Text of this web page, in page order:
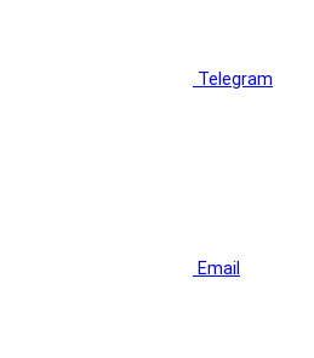
Telegram
Email